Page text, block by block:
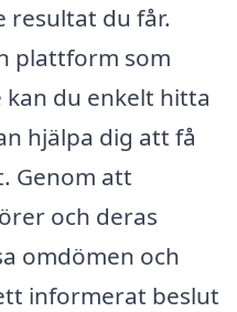
resultat du får.
plattform som
du enkelt hitta
hjälpa dig att få
Genom att
och deras
omdömen och
informerat beslut